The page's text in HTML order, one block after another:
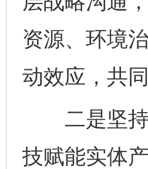
资源、环境
动效应，共
二是坚持
技赋能实体